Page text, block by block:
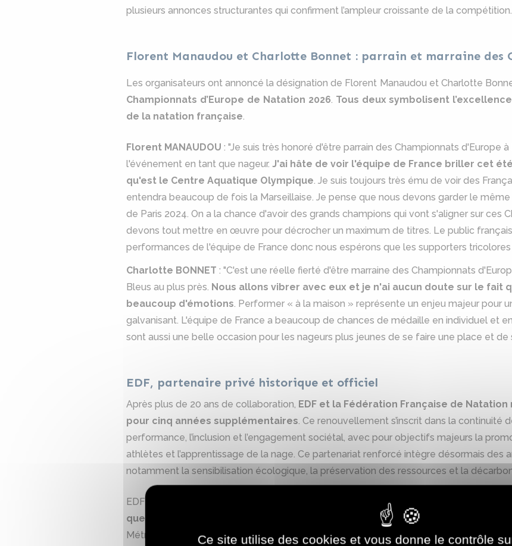
plusieurs annonces structurantes qui confirment l’ampleur croissante de la compétition.
Florent Manaudou et Charlotte Bonnet : parrain et marraine des
Les organisateurs ont annoncé la désignation de Florent Manaudou et Charlotte
Championnats d’Europe de Natation 2026. Tous deux symbolisent
de la natation française.
Florent MANAUDOU : "Je suis très honoré d'être parrain des Championnats d'Europe
l'événement en tant que nageur. J'ai hâte de voir l'équipe de France briller cet
qu'est le Centre Aquatique Olympique. Je suis toujours très ému de voir des
entendra beaucoup de fois la Marseillaise. Je pense que nous devons garder le
de Paris 2024. On a la chance d'avoir des grands champions qui vont s'aligner sur ces
devons tout mettre en œuvre pour décrocher un maximum de titres. Le public
performances de l'équipe de France donc nous espérons que les supporters
Charlotte BONNET : "C'est une réelle fierté d'être marraine des Championnats
Bleus au plus près. Nous allons vibrer avec eux et je n'ai aucun doute sur le fait
beaucoup d'émotions. Performer « à la maison » représente un enjeu majeur pour
galvanisant. L'équipe de France a beaucoup de chances de médaille en individuel et
sont aussi une belle occasion pour les nageurs plus jeunes de se faire une place et de
EDF, partenaire privé historique et officiel
Après plus de 20 ans de collaboration, EDF et la Fédération Française de
pour cinq années supplémentaires. Ce renouvellement s’inscrit dans la continuité
performance, l’inclusion et l’engagement sociétal, avec pour objectifs majeurs la
athlètes et l’apprentissage de la nage. Ce partenariat renforcé intègre désormais des
notamment la sensibilisation écologique, la préservation des ressources et la
EDF devient également le
premier partenaire des Championnats d’Europe de
que la France n’avait pas organisé depuis 1987
. Il se déroulera dans la Seine et
Métropole du Grand Paris, et se veut une vitrine de la décarbonation des événements
Ce site utilise des cookies et vous donne le contrôle